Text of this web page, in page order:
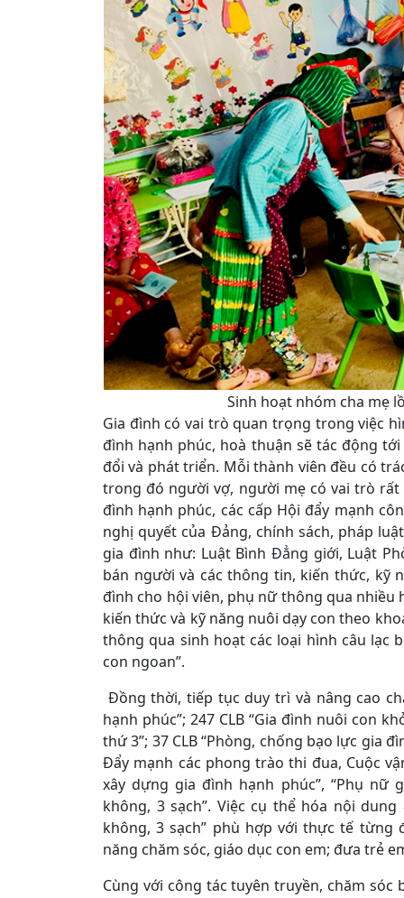
Sinh hoạt nhóm cha mẹ
Gia đình có vai trò quan trọng trong việc
đình hạnh phúc, hoà thuận sẽ tác động
đổi và phát triển. Mỗi thành viên đều có
trong đó người vợ, người mẹ có vai trò
đình hạnh phúc, các cấp Hội đẩy mạnh
nghị quyết của Đảng, chính sách, pháp
gia đình như: Luật Bình Đẳng giới, Luật
bán người và các thông tin, kiến thức, kỹ
đình cho hội viên, phụ nữ thông qua
kiến thức và kỹ năng nuôi dạy con theo
thông qua sinh hoạt các loại hình câu lạc
con ngoan”.
Đồng thời, tiếp tục duy trì và nâng cao
hạnh phúc”; 247 CLB “Gia đình nuôi con
thứ 3”; 37 CLB “Phòng, chống bạo lực gia
Đẩy mạnh các phong trào thi đua, Cuộc
xây dựng gia đình hạnh phúc”, “Phụ nữ
không, 3 sạch”. Việc cụ thể hóa nội
không, 3 sạch” phù hợp với thực tế
năng chăm sóc, giáo dục con em; đưa trẻ
Cùng với công tác tuyên truyền, chăm sóc